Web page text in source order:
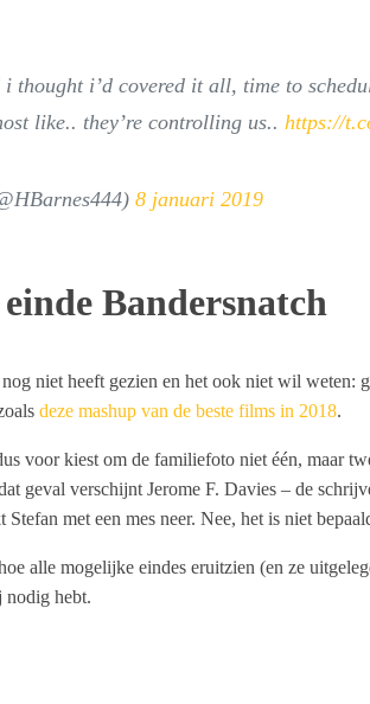
i thought i’d covered it all, time to
like.. they’re controlling us.. https://
8 januari 2019
Bandersnatch
niet heeft gezien en het ook niet wil weten:
deze mashup van de beste films in 2018.
voor kiest om de familiefoto niet één, maar
geval verschijnt Jerome F. Davies – de
Stefan met een mes neer. Nee, het is niet
alle mogelijke eindes eruitzien (en ze
nodig hebt.